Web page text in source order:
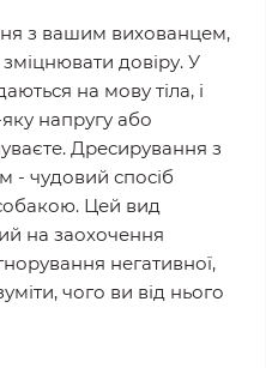
з вашим вихованцем,
довіру. У
на мову тіла, і
напругу або
Дресирування з
- чудовий спосіб
Цей вид
на заохочення
негативної,
чого ви від нього